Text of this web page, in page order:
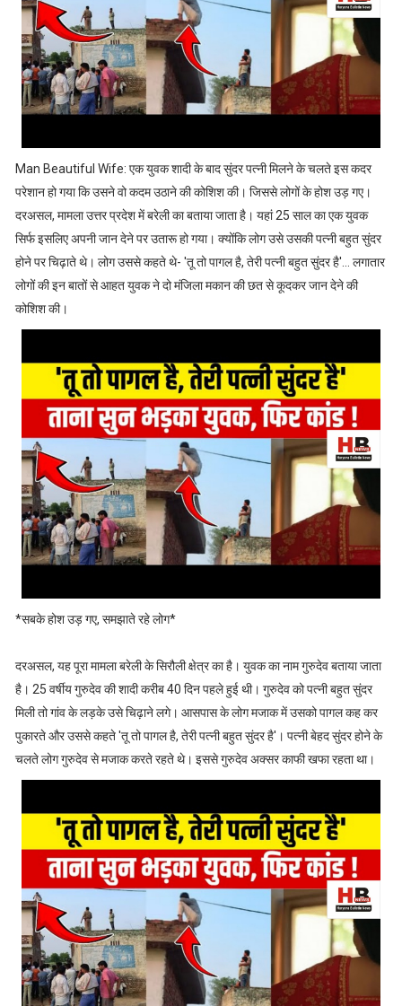
Man Beautiful Wife: एक युवक शादी के बाद सुंदर पत्नी मिलने के चलते इस कदर
परेशान हो गया कि उसने वो कदम उठाने की कोशिश की। जिससे लोगों के होश उड़ गए।
दरअसल, मामला उत्तर प्रदेश में बरेली का बताया जाता है। यहां 25 साल का एक युवक
सिर्फ इसलिए अपनी जान देने पर उतारू हो गया। क्योंकि लोग उसे उसकी पत्नी बहुत सुंदर
होने पर चिढ़ाते थे। लोग उससे कहते थे- 'तू तो पागल है, तेरी पत्नी बहुत सुंदर है'... लगातार
लोगों की इन बातों से आहत युवक ने दो मंजिला मकान की छत से कूदकर जान देने की
कोशिश की।
*सबके होश उड़ गए, समझाते रहे लोग*
दरअसल, यह पूरा मामला बरेली के सिरौली क्षेत्र का है। युवक का नाम गुरुदेव बताया जाता
है। 25 वर्षीय गुरुदेव की शादी करीब 40 दिन पहले हुई थी। गुरुदेव को पत्नी बहुत सुंदर
मिली तो गांव के लड़के उसे चिढ़ाने लगे। आसपास के लोग मजाक में उसको पागल कह कर
पुकारते और उससे कहते 'तू तो पागल है, तेरी पत्नी बहुत सुंदर है'। पत्नी बेहद सुंदर होने के
चलते लोग गुरुदेव से मजाक करते रहते थे। इससे गुरुदेव अक्सर काफी खफा रहता था।